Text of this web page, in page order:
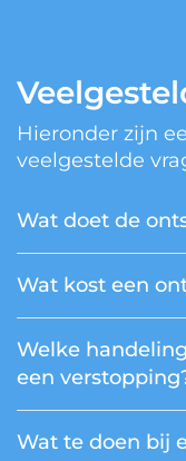
Hieronder zijn
veelgestelde
Wat doet de
Wat kost een
Welke
een
Wat te doen bij